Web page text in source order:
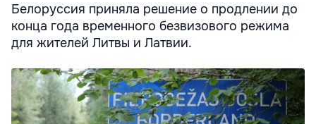
Белоруссия приняла решение о продлении до
конца года временного безвизового режима
для жителей Литвы и Латвии.